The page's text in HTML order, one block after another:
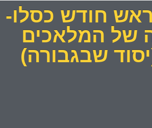
חודש כסלו-
של המלאכים
שבגבורה)